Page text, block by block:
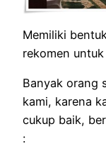
Memiliki
rekomen
Banyak orang
kami, karena
cukup baik,
: